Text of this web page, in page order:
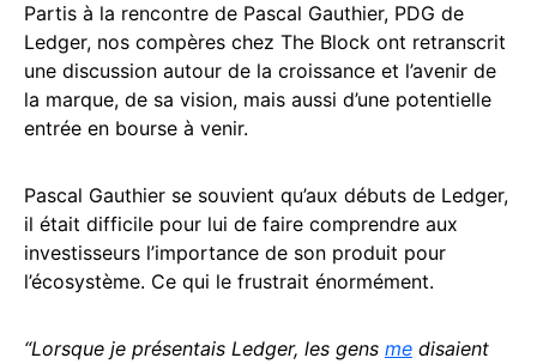
Partis à la rencontre de Pascal Gauthier, PDG de
Ledger, nos compères chez The Block ont retranscrit
une discussion autour de la croissance et l’avenir de
la marque, de sa vision, mais aussi d’une potentielle
entrée en bourse à venir.
Pascal Gauthier se souvient qu’aux débuts de Ledger,
il était difficile pour lui de faire comprendre aux
investisseurs l’importance de son produit pour
l’écosystème. Ce qui le frustrait énormément.
“Lorsque je présentais Ledger, les gens me disaient